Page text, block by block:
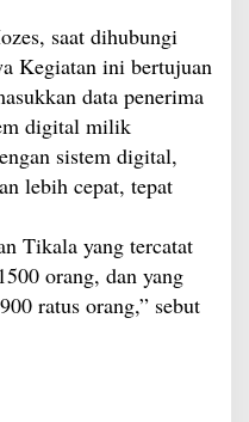
saat dihubungi
Kegiatan ini bertujuan
data penerima
digital milik
sistem digital,
lebih cepat, tepat
Tikala yang tercatat
orang, dan yang
ratus orang,” sebut